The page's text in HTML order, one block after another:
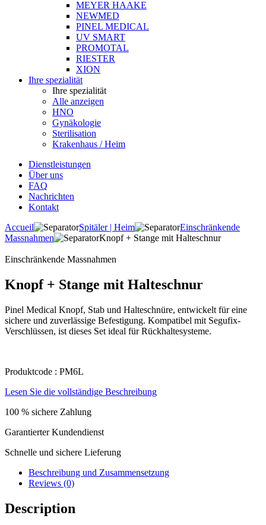
MEYER HAAKE
NEWMED
PINEL MEDICAL
UV SMART
PROMOTAL
RIESTER
XION
Ihre spezialität
Ihre spezialität
Alle anzeigen
HNO
Gynäkologie
Sterilisation
Krakenhaus / Heim
Dienstleistungen
Über uns
FAQ
Nachrichten
Kontakt
Accueil
Spitäler | Heim
Einschränkende
Massnahmen
Knopf + Stange mit Halteschnur
Einschränkende Massnahmen
Knopf + Stange mit Halteschnur
Pinel Medical Knopf, Stab und Halteschnüre, entwickelt für eine
sichere und zuverlässige Befestigung. Kompatibel mit Segufix-
Verschlüssen, ist dieses Set ideal für Rückhaltesysteme.
Produktcode : PM6L
Lesen Sie die vollständige Beschreibung
100 % sichere Zahlung
Garantierter Kundendienst
Schnelle und sichere Lieferung
Beschreibung und Zusammensetzung
Reviews (0)
Description